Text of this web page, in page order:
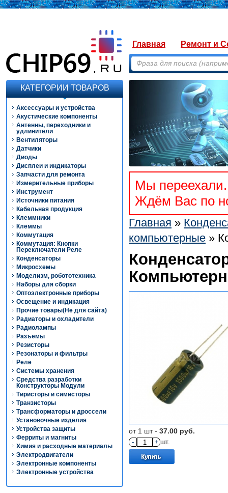
Главная Ремонт и
КАТЕГОРИИ ТОВАРОВ
Аксессуары и устройства
Акустические компоненты
Антенны, переходники и
удлинители
Вентиляторы
Датчики
Диоды
Дисплеи и индикаторы
Запчасти для ремонта
Измерительные приборы
Инструмент
Источники питания
Кабельная продукция
Клеммники
Клеммы
Коммутация
Коммутация: Кнопки
Переключатели Реле
Конденсаторы
Микросхемы
Моделизм, робототехника
Наборы для сборки
Оптоэлектронные приборы
Освещение и индикация
Прочие товары(Не для сайта)
Радиаторы и охладители
Радиолампы
Разъёмы
Резисторы
Резонаторы и фильтры
Реле
Системы хранения
Средства разработки
Конструкторы Модули
Тиристоры и симисторы
Транзисторы
Трансформаторы и дроссели
Установочные изделия
Устройства защиты
Ферриты и магниты
Химия и расходные материалы
Электродвигатели
Электронные компоненты
Электронные устройства
Мы
Ждём Вас по
Главная »
компьютерные »
от 1 шт - 37.00 руб.
- + шт.